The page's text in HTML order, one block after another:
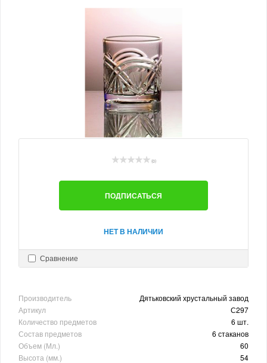
(0)
ПОДПИСАТЬСЯ
НЕТ В НАЛИЧИИ
Сравнение
Производитель
Дятьковский хрустальный завод
Артикул
С297
Количество предметов
6 шт.
Состав предметов
6 стаканов
Объем (Мл.)
60
Высота (мм.)
54